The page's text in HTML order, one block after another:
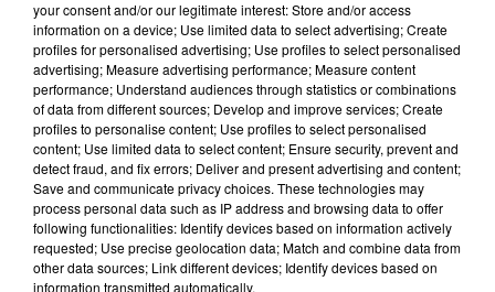
Une fête est donc organisée et vous êtes tous
conviés !
TITRES DIFFUSÉS
13h04
13h04 13h01
13h01
your consent and/or our legitimate interest: Store and/or access
information on a device; Use limited data to select advertising; Create
profiles for personalised advertising; Use profiles to select personalised
advertising; Measure advertising performance; Measure content
performance; Understand audiences through statistics or combinations
of data from different sources; Develop and improve services; Create
profiles to personalise content; Use profiles to select personalised
content; Use limited data to select content; Ensure security, prevent and
detect fraud, and fix errors; Deliver and present advertising and content;
Save and communicate privacy choices. These technologies may
process personal data such as IP address and browsing data to offer
following functionalities: Identify devices based on information actively
requested; Use precise geolocation data; Match and combine data from
other data sources; Link different devices; Identify devices based on
information transmitted automatically.